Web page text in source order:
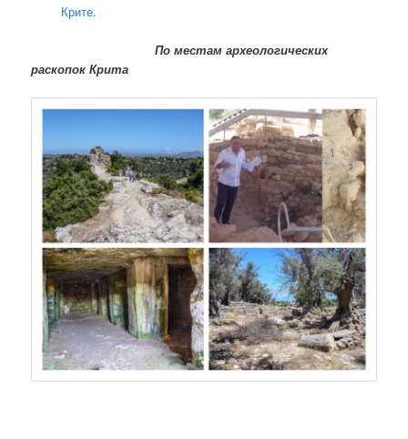
Крите.
По местам археологических
раскопок Крита